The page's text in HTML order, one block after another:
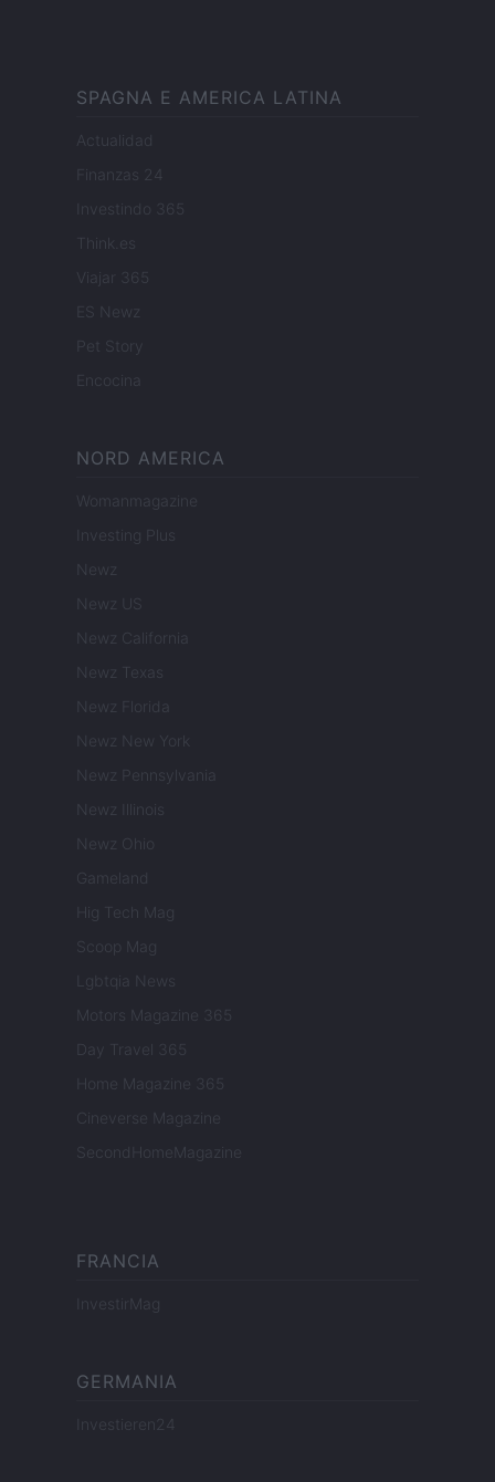
SPAGNA E AMERICA LATINA
Actualidad
Finanzas 24
Investindo 365
Think.es
Viajar 365
ES Newz
Pet Story
Encocina
NORD AMERICA
Womanmagazine
Investing Plus
Newz
Newz US
Newz California
Newz Texas
Newz Florida
Newz New York
Newz Pennsylvania
Newz Illinois
Newz Ohio
Gameland
Hig Tech Mag
Scoop Mag
Lgbtqia News
Motors Magazine 365
Day Travel 365
Home Magazine 365
Cineverse Magazine
SecondHomeMagazine
FRANCIA
InvestirMag
GERMANIA
Investieren24